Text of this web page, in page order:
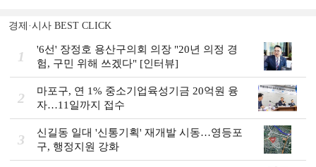
경제·시사 BEST CLICK
1
'6선' 장정호 용산구의회 의장 "20년 의정 경
험, 구민 위해 쓰겠다" [인터뷰]
2
마포구, 연 1% 중소기업육성기금 20억원 융
자…11일까지 접수
3
신길동 일대 '신통기획' 재개발 시동…영등포
구, 행정지원 강화